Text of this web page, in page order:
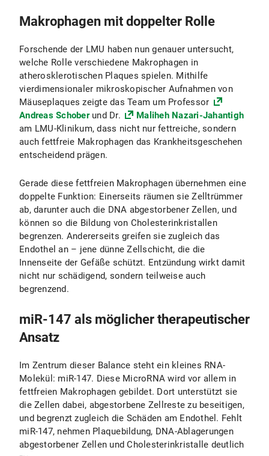
Makrophagen mit doppelter Rolle
Forschende der LMU haben nun genauer untersucht,
welche Rolle verschiedene Makrophagen in
atherosklerotischen Plaques spielen. Mithilfe
vierdimensionaler mikroskopischer Aufnahmen von
Mäuseplaques zeigte das Team um Professor
Andreas Schoberund Dr.
Maliheh Nazari-Jahantigh
am LMU-Klinikum, dass nicht nur fettreiche, sondern
auch fettfreie Makrophagen das Krankheitsgeschehen
entscheidend prägen.
Gerade diese fettfreien Makrophagen übernehmen eine
doppelte Funktion: Einerseits räumen sie Zelltrümmer
ab, darunter auch die DNA abgestorbener Zellen, und
können so die Bildung von Cholesterinkristallen
begrenzen. Andererseits greifen sie zugleich das
Endothel an – jene dünne Zellschicht, die die
Innenseite der Gefäße schützt. Entzündung wirkt damit
nicht nur schädigend, sondern teilweise auch
begrenzend.
miR-147 als möglicher therapeutischer
Ansatz
Im Zentrum dieser Balance steht ein kleines RNA-
Molekül: miR-147. Diese MicroRNA wird vor allem in
fettfreien Makrophagen gebildet. Dort unterstützt sie
die Zellen dabei, abgestorbene Zellreste zu beseitigen,
und begrenzt zugleich die Schäden am Endothel. Fehlt
miR-147, nehmen Plaquebildung, DNA-Ablagerungen
abgestorbener Zellen und Cholesterinkristalle deutlich